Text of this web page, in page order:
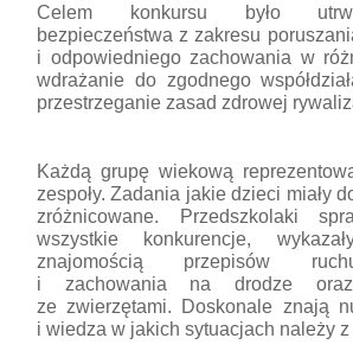
Celem konkursu było
bezpieczeństwa z zakresu
i odpowiedniego zachowania w
wdrażanie do zgodnego
przestrzeganie zasad zdrowej
Każdą grupę wiekową
zespoły. Zadania jakie dzieci miały
zróżnicowane. Przedszkolaki
wszystkie konkurencje,
znajomością przepisów
i zachowania na drodze
ze zwierzętami. Doskonale znają
i wiedza w jakich sytuacjach należy